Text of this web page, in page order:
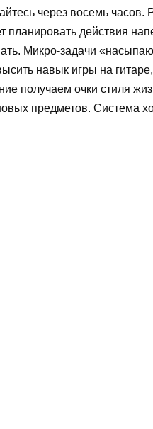
через восемь
планировать действия
Микро-задачи
навык игры на
получаем очки стиля
предметов. Система